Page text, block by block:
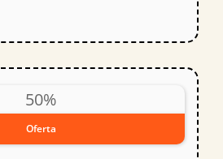
50%
Oferta